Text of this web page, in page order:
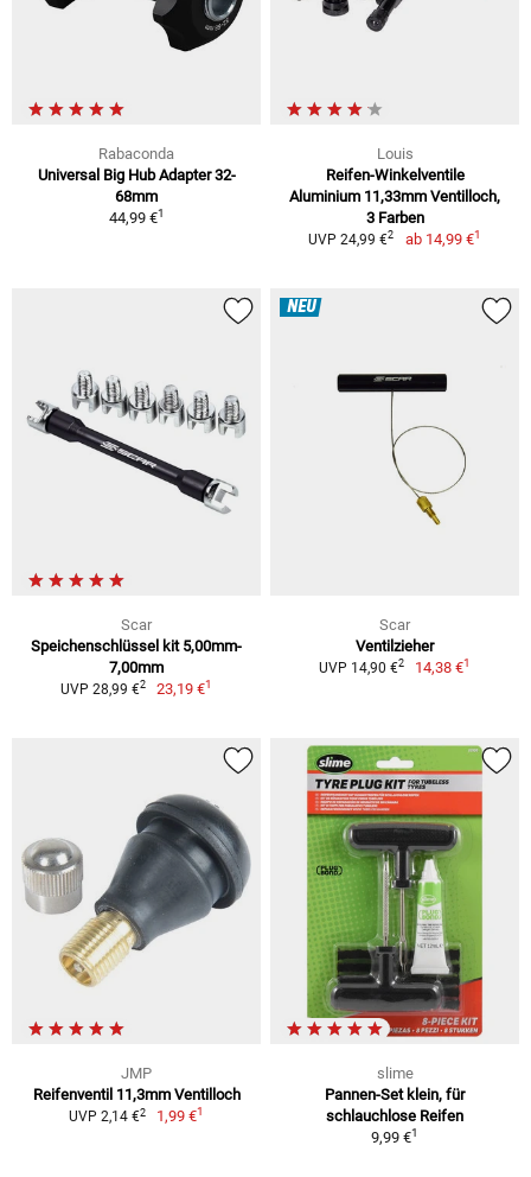
Rabaconda
Universal Big Hub Adapter 32-
68mm
44,99 €1
Louis
Reifen-Winkelventile
Aluminium 11,33mm Ventilloch,
3 Farben
UVP 24,99 €2 ab 14,99 €1
Scar
Speichenschlüssel kit 5,00mm-
7,00mm
UVP 28,99 €2 23,19 €1
NEU
Scar
Ventilzieher
UVP 14,90 €2 14,38 €1
JMP
Reifenventil 11,3mm Ventilloch
UVP 2,14 €2 1,99 €1
slime
Pannen-Set klein, für
schlauchlose Reifen
9,99 €1